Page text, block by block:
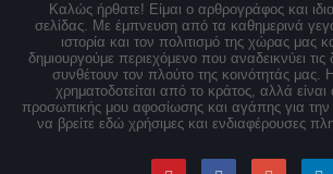
Καλώς ήρθατε! Είμαι ο αρθρογράφος και
σελίδας. Με έμπνευση από τα καθημερινά
ιστορία και τον πολιτισμό της χώρας μας
δημιουργούμε περιεχόμενο που αναδεικνύει
συνθέτουν τον πλούτο της κοινότητάς μας.
χρηματοδοτείται από το κράτος, αλλά
προσωπικής μου αφοσίωσης και αγάπης για
να βρείτε εδώ χρήσιμες και ενδιαφέρουσες